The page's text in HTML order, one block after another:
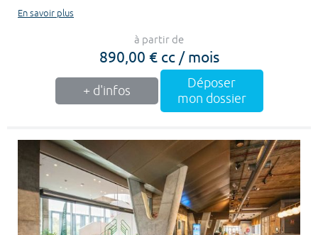
En savoir plus
à partir de
890,00 € cc / mois
+ d'infos
Déposer
mon dossier